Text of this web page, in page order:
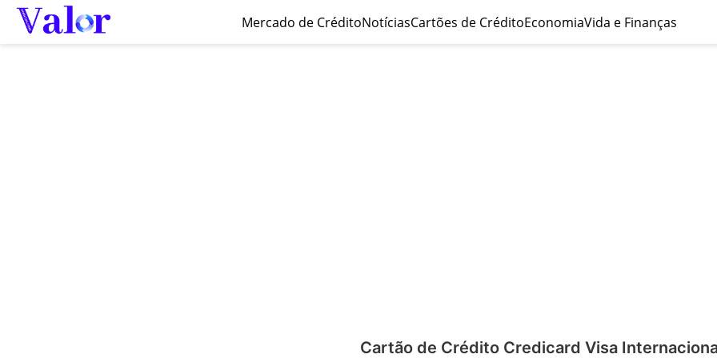
Mercado de CréditoNotíciasCartões de CréditoEconomiaVida e Finanças
Cartão de Crédito Credicard Visa